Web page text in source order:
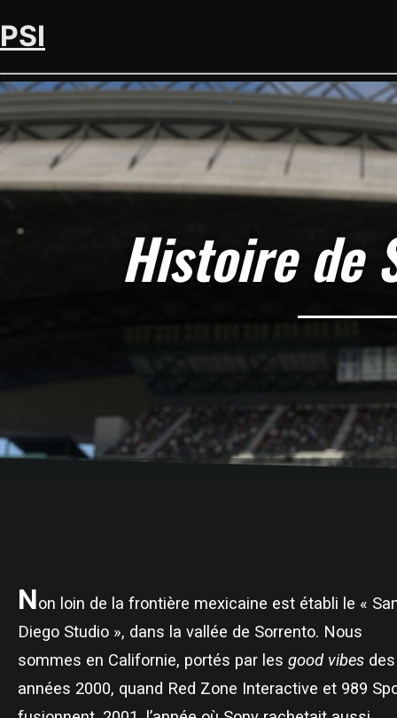
PSI
Histoire de
Non loin de la frontière mexicaine est établi le «
Diego Studio », dans la vallée de Sorrento. Nous
sommes en Californie, portés par les good vibes des
années 2000, quand Red Zone Interactive et 989